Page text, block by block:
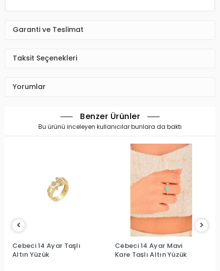
Garanti ve Teslimat
Taksit Seçenekleri
Yorumlar
Benzer Ürünler
Bu ürünü inceleyen kullanıcılar bunlara da baktı
Cebeci 14 Ayar Taşlı
Altın Yüzük
Cebeci 14 Ayar Mavi
Kare Taşlı Altın Yüzük